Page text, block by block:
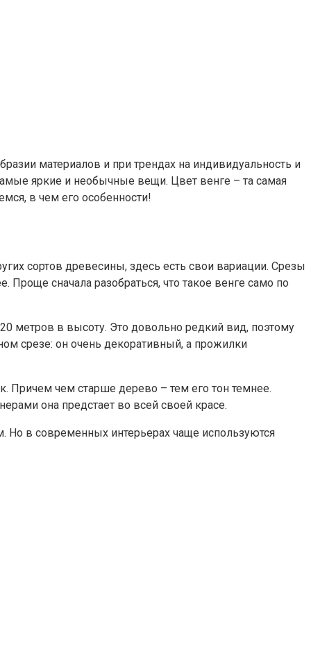
материалов и при трендах на индивидуальность и
яркие и необычные вещи. Цвет венге – та самая
в чем его особенности!
сортов древесины, здесь есть свои вариации. Срезы
сначала разобраться, что такое венге само по
метров в высоту. Это довольно редкий вид, поэтому
срезе: он очень декоративный, а прожилки
Причем чем старше дерево – тем его тон темнее.
она предстает во всей своей красе.
Но в современных интерьерах чаще используются